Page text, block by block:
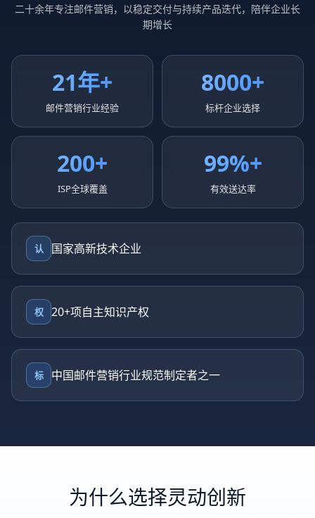
二十余年专注邮件营销，以稳定交付与持续产品迭代，陪伴企业长
期增长
21年+
邮件营销行业经验
8000+
标杆企业选择
200+
ISP全球覆盖
99%+
有效送达率
认 国家高新技术企业
权 20+项自主知识产权
标 中国邮件营销行业规范制定者之一
为什么选择灵动创新